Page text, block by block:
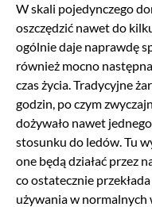
W skali pojedynczego
oszczędzić nawet do
ogólnie daje naprawdę
również mocno
czas życia. Tradycyjne
godzin, po czym
dożywało nawet
stosunku do ledów. Tu
one będą działać przez
co ostatecznie
używania w